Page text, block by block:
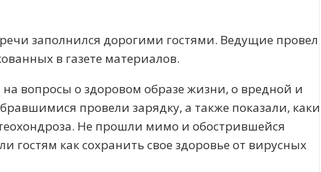
заполнился дорогими гостями. Ведущие провели
в газете материалов.
вопросы о здоровом образе жизни, о вредной и
провели зарядку, а также показали, какие
Не прошли мимо и обострившейся
гостям как сохранить свое здоровье от вирусных